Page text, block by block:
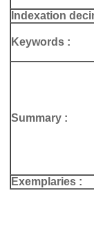
Indexation
Keywords :
Summary :
Exemplaries :